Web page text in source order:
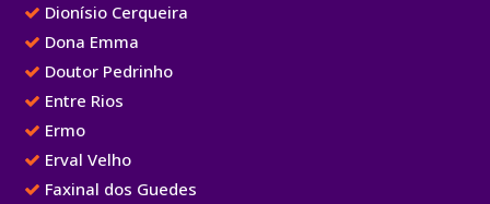
Dionísio Cerqueira
Dona Emma
Doutor Pedrinho
Entre Rios
Ermo
Erval Velho
Faxinal dos Guedes